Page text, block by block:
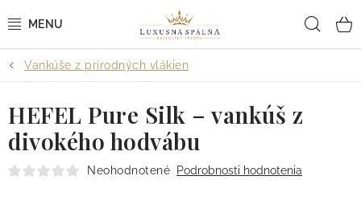
na
POSTEĽNÉ OBLIEČKY
POSTEĽNÉ PLACHTY
PREHOZY A PAPLÓNY
Vankúše z prírodných vlákien
HEFEL Pure Silk – vankúš z
divokého hodvábu
Neohodnotené Podrobnosti hodnotenia